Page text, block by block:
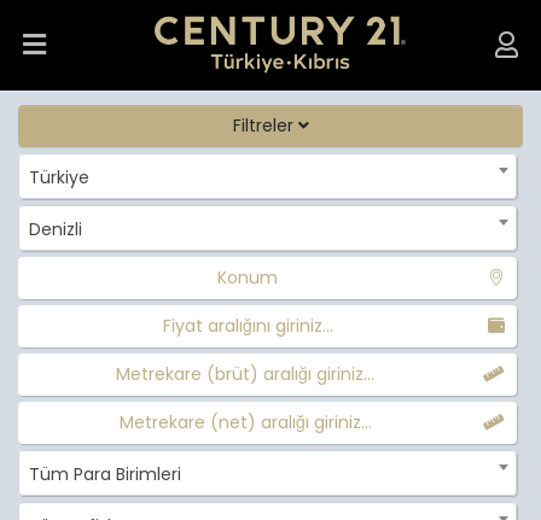
Filtreler
Türkiye
Denizli
Konum
Fiyat aralığını giriniz...
Metrekare (brüt) aralığı giriniz...
Metrekare (net) aralığı giriniz...
Tüm Para Birimleri